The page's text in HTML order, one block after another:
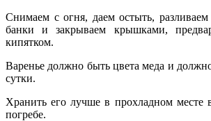
Снимаем с огня, даем остыть,
банки и закрываем крышками,
кипятком.
Варенье должно быть цвета меда и
сутки.
Хранить его лучше в прохладном месте
погребе.